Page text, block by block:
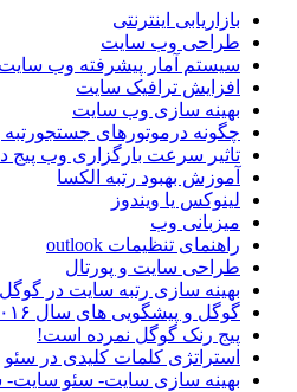
بازاریابی اینترنتی
طراحی وب سایت
سیستم آمار پیشرفته وب سایت
افزایش ترافیک سایت
بهینه سازی وب سایت
چگونه درموتورهای جستجورتبه
تاثیر سرعت بارگزاری وب پیج
آموزش بهبود رتبه الکسا
لینوکس یا ویندوز
میزبانی وب
راهنمای تنظیمات outlook
طراحی سایت و پورتال
بهینه سازی رتبه سایت در گوگل
گوگل و پیشگویی های سال ۲۰۱۶
پیج رنک گوگل نمرده است!
استراتژی کلمات کلیدی در سئو
بهینه سازی سایت- سئو سایت-